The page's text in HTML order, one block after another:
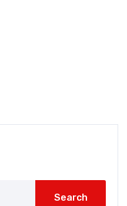
Search